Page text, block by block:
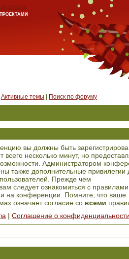
Активные темы Поиск по форуму
вы должны быть
всего несколько минут, но
Администратором
также дополнительные привилегии
Прежде чем
следует ознакомиться с
на конференции. Помните, что ваше
означает согласие со всеми
Соглашение о